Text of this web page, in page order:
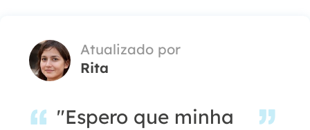
Atualizado por
Rita
"Espero que minha